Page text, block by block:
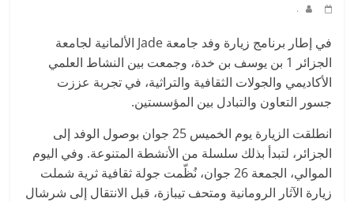
.
في إطار برنامج زيارة وفد جامعة Jade الألمانية لجامعة
الجزائر 1 بن يوسف بن خدة، وجمعت بين النشاط العلمي
الأكاديمي والجولات الثقافية والتراثية، في تجربة عززت
جسور التعاون والتبادل بين المؤسستين.
انطلقت الزيارة يوم الخميس 25 جوان بوصول الوفد إلى
الجزائر، لتبدأ بذلك سلسلة من الأنشطة المتنوعة. وفي اليوم
الموالي، الجمعة 26 جوان، نُظّمت جولة ثقافية ثرية شملت
زيارة الآثار الرومانية ومتحف تيبازة، قبل الانتقال إلى شرشال